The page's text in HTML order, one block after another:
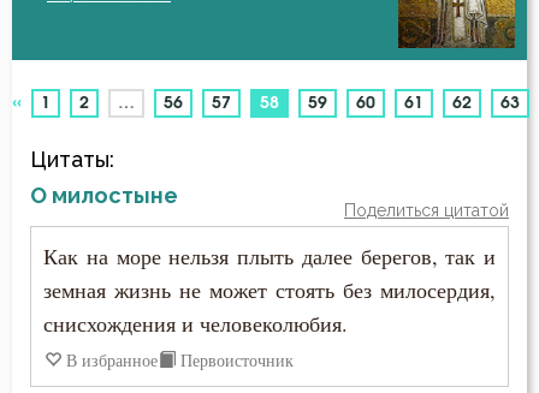
Беда
Безмолвие
Беседа
Авва Феона
Авва Филимон
Аврелий Августин
Амвросий Оптинский (Гренков)
Амфилохий Иконийский
Анастасий Антиохийский
« 1 2 … 56 57 58(current)
59 60 61 62 63
Цитаты:
О милостыне
Поделиться цитатой
Как на море нельзя плыть далее берегов, так и
земная жизнь не может стоять без милосердия,
снисхождения и человеколюбия.
В избранное Первоисточник